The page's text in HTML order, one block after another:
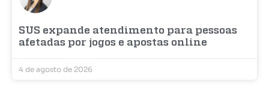
SUS expande atendimento para pessoas
afetadas por jogos e apostas online
4 de agosto de 2026